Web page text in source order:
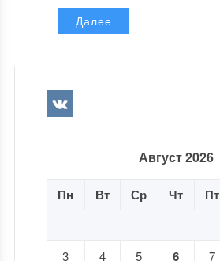
Далее
Август 2026
Пн Вт Ср Чт Пт
3
4 5 6 7